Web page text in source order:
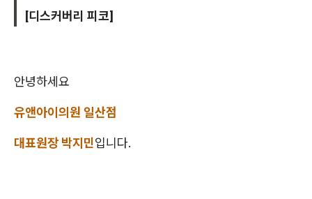
[디스커버리 피코]
안녕하세요
유앤아이의원 일산점
대표원장 박지민입니다.